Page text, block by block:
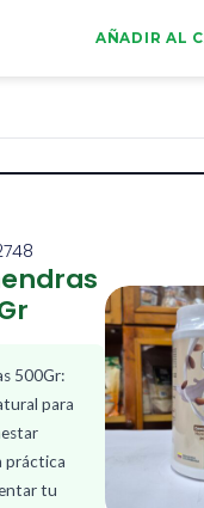
500Gr:
para
práctica
tu
AÑADIR AL